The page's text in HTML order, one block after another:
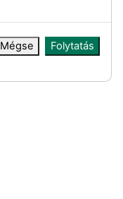
Mégse Folytatás